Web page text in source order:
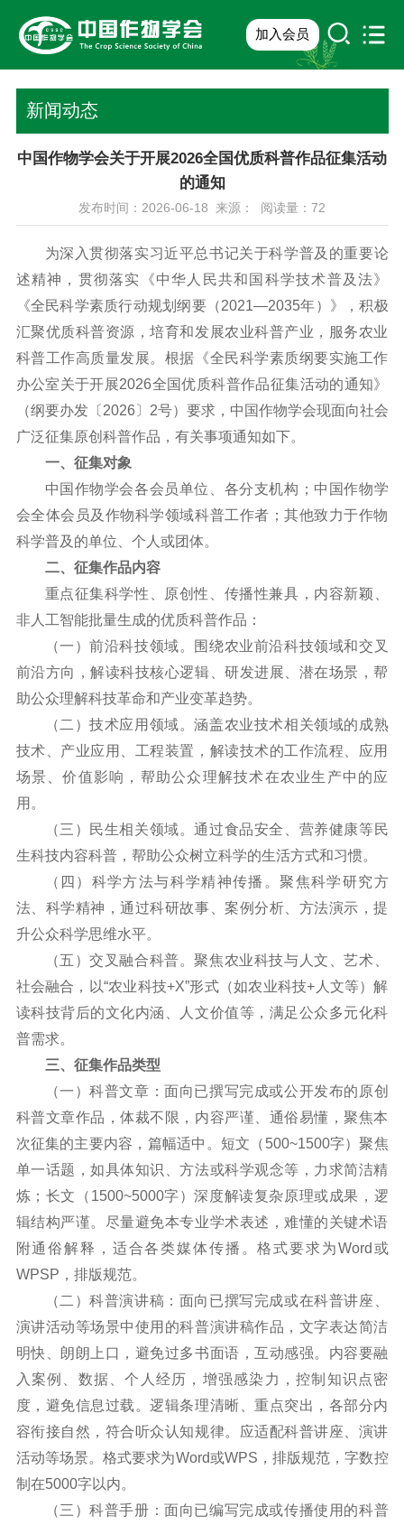
加入会员
新闻动态
中国作物学会关于开展2026全国优质科普作品征集活动
的通知
发布时间：2026-06-18 来源： 阅读量： 72
为深入贯彻落实习近平总书记关于科学普及的重要论
述精神，贯彻落实《中华人民共和国科学技术普及法》
《全民科学素质行动规划纲要（2021—2035年）》，积极
汇聚优质科普资源，培育和发展农业科普产业，服务农业
科普工作高质量发展。根据《全民科学素质纲要实施工作
办公室关于开展2026全国优质科普作品征集活动的通知》
（纲要办发〔2026〕2号）要求，中国作物学会现面向社会
广泛征集原创科普作品，有关事项通知如下。
一、征集对象
中国作物学会各会员单位、各分支机构；中国作物学
会全体会员及作物科学领域科普工作者；其他致力于作物
科学普及的单位、个人或团体。
二、征集作品内容
重点征集科学性、原创性、传播性兼具，内容新颖、
非人工智能批量生成的优质科普作品：
（一）前沿科技领域。围绕农业前沿科技领域和交叉
前沿方向，解读科技核心逻辑、研发进展、潜在场景，帮
助公众理解科技革命和产业变革趋势。
（二）技术应用领域。涵盖农业技术相关领域的成熟
技术、产业应用、工程装置，解读技术的工作流程、应用
场景、价值影响，帮助公众理解技术在农业生产中的应
用。
（三）民生相关领域。通过食品安全、营养健康等民
生科技内容科普，帮助公众树立科学的生活方式和习惯。
（四）科学方法与科学精神传播。聚焦科学研究方
法、科学精神，通过科研故事、案例分析、方法演示，提
升公众科学思维水平。
（五）交叉融合科普。聚焦农业科技与人文、艺术、
社会融合，以“农业科技+X”形式（如农业科技+人文等）解
读科技背后的文化内涵、人文价值等，满足公众多元化科
普需求。
三、征集作品类型
（一）科普文章：面向已撰写完成或公开发布的原创
科普文章作品，体裁不限，内容严谨、通俗易懂，聚焦本
次征集的主要内容，篇幅适中。短文（500~1500字）聚焦
单一话题，如具体知识、方法或科学观念等，力求简洁精
炼；长文（1500~5000字）深度解读复杂原理或成果，逻
辑结构严谨。尽量避免本专业学术表述，难懂的关键术语
附通俗解释，适合各类媒体传播。格式要求为Word或
WPSP，排版规范。
（二）科普演讲稿：面向已撰写完成或在科普讲座、
演讲活动等场景中使用的科普演讲稿作品，文字表达简洁
明快、朗朗上口，避免过多书面语，互动感强。内容要融
入案例、数据、个人经历，增强感染力，控制知识点密
度，避免信息过载。逻辑条理清晰、重点突出，各部分内
容衔接自然，符合听众认知规律。应适配科普讲座、演讲
活动等场景。格式要求为Word或WPS，排版规范，字数控
制在5000字以内。
（三）科普手册：面向已编写完成或传播使用的科普